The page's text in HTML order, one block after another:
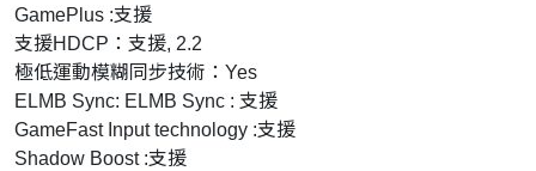
GamePlus :支援
支援HDCP：支援, 2.2
極低運動模糊同步技術：Yes
ELMB Sync: ELMB Sync : 支援
GameFast Input technology :支援
Shadow Boost :支援